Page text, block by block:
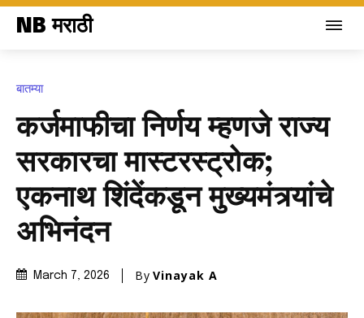
NB मराठी
बातम्या
कर्जमाफीचा निर्णय म्हणजे राज्य
सरकारचा मास्टरस्ट्रोक;
एकनाथ शिंदेंकडून मुख्यमंत्र्यांचे
अभिनंदन
March 7, 2026 By Vinayak A